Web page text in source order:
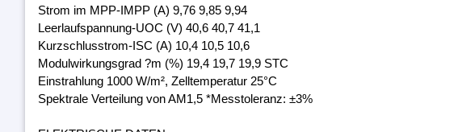
Strom im MPP-IMPP (A) 9,76 9,85 9,94
Leerlaufspannung-UOC (V) 40,6 40,7 41,1
Kurzschlusstrom-ISC (A) 10,4 10,5 10,6
Modulwirkungsgrad ?m (%) 19,4 19,7 19,9 STC
Einstrahlung 1000 W/m², Zelltemperatur 25°C
Spektrale Verteilung von AM1,5 *Messtoleranz: ±3%